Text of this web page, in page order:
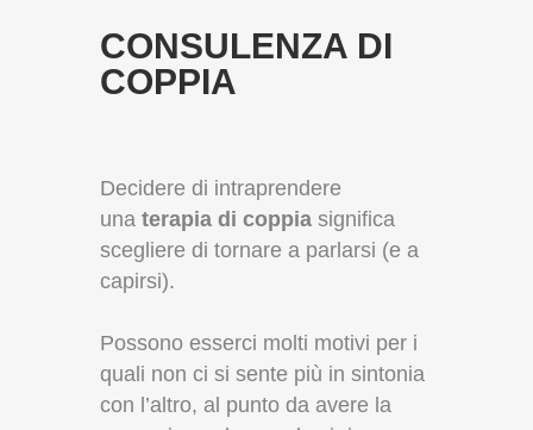
CONSULENZA DI
COPPIA
Decidere di intraprendere
una terapia di coppia significa
scegliere di tornare a parlarsi (e a
capirsi).
Possono esserci molti motivi per i
quali non ci si sente più in sintonia
con l’altro, al punto da avere la